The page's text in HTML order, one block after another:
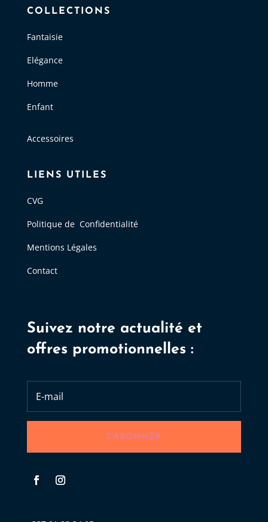
COLLECTIONS
Fantaisie
Elégance
Homme
Enfant
Accessoires
LIENS UTILES
CVG
Politique de Confidentialité
Mentions Légales
Contact
Suivez notre actualité et
offres promotionnelles :
S'ABONNER